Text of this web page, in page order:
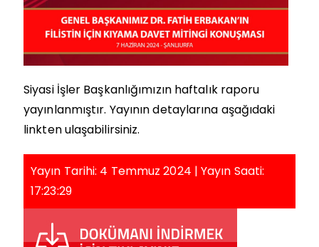
Siyasi İşler Başkanlığımızın haftalık raporu
yayınlanmıştır. Yayının detaylarına aşağıdaki
linkten ulaşabilirsiniz.
Yayın Tarihi: 4 Temmuz 2024 | Yayın Saati:
17:23:29